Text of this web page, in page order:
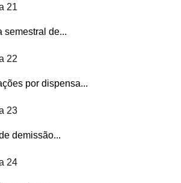
21
semestral de...
22
por dispensa...
23
demissão...
24